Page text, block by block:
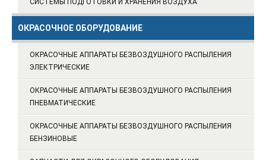
СИСТЕМЫ ПОДГОТОВКИ И ХРАНЕНИЯ ВОЗДУХА
ОКРАСОЧНОЕ ОБОРУДОВАНИЕ
ОКРАСОЧНЫЕ АППАРАТЫ БЕЗВОЗДУШНОГО РАСПЫЛЕНИЯ
ЭЛЕКТРИЧЕСКИЕ
ОКРАСОЧНЫЕ АППАРАТЫ БЕЗВОЗДУШНОГО РАСПЫЛЕНИЯ
ПНЕВМАТИЧЕСКИЕ
ОКРАСОЧНЫЕ АППАРАТЫ БЕЗВОЗДУШНОГО РАСПЫЛЕНИЯ
БЕНЗИНОВЫЕ